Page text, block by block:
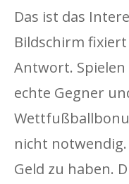
Das ist das
Bildschirm
Antwort. Spielen
echte Gegner
nicht
Geld zu haben.